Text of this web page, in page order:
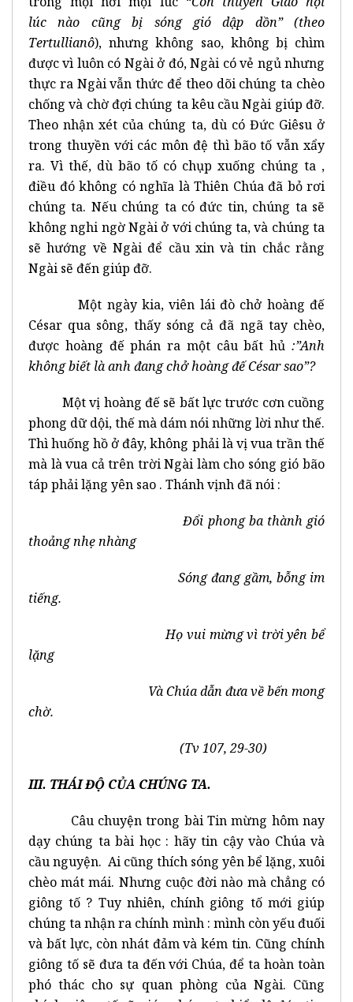
lúc
nào cũng bị sóng gió dập dồn” (theo
Tertullianô), nhưng không sao, không bị chìm
được vì luôn có Ngài ở đó, Ngài có vẻ ngủ nhưng
thực ra Ngài vẫn thức để theo dõi chúng ta chèo
chống và chờ đợi chúng ta kêu cầu Ngài giúp đỡ.
Theo nhận xét của chúng ta, dù có Đức Giêsu ở
trong thuyền với các môn đệ thì bão tố vẫn xẩy
ra. Vì thế, dù bão tố có chụp xuống chúng ta ,
điều đó không có nghĩa là Thiên Chúa đã bỏ rơi
chúng ta. Nếu chúng ta có đức tin, chúng ta sẽ
không nghi ngờ Ngài ở với chúng ta, và chúng ta
sẽ hướng về Ngài để cầu xin và tin chắc rằng
Ngài sẽ đến giúp đỡ.
Một ngày kia, viên lái đò chở hoàng đế
César qua sông, thấy sóng cả đã ngã tay chèo,
được hoàng đế phán ra một câu bất hủ :”Anh
không biết là anh đang chở hoàng đế César sao”?
Một vị hoàng đế sẽ bất lực trước cơn cuồng
phong dữ dội, thế mà dám nói những lời như thế.
Thì huống hồ ở đây, không phải là vị vua trần thế
mà là vua cả trên trời Ngài làm cho sóng gió bão
táp phải lặng yên sao . Thánh vịnh đã nói :
Đổi phong ba thành gió
thoảng nhẹ nhàng
Sóng đang gầm, bỗng im
tiếng.
Họ vui mừng vì trời yên bể
lặng
Và Chúa dẫn đưa về bến mong
chờ.
(Tv 107, 29-30)
III. THÁI ĐỘ CỦA CHÚNG TA.
Câu chuyện trong bài Tin mừng hôm nay
dạy chúng ta bài học : hãy tin cậy vào Chúa và
cầu nguyện. Ai cũng thích sóng yên bể lặng, xuôi
chèo mát mái. Nhưng cuộc đời nào mà chẳng có
giông tố ? Tuy nhiên, chính giông tố mới giúp
chúng ta nhận ra chính mình : mình còn yếu đuối
và bất lực, còn nhát đảm và kém tin. Cũng chính
giông tố sẽ đưa ta đến với Chúa, để ta hoàn toàn
phó thác cho sự quan phòng của Ngài. Cũng